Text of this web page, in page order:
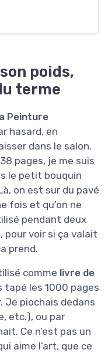
poids,
terme
Peinture
hasard, en
dans le salon.
pages, je me suis
le petit bouquin
on est sur du pavé
fois et qu’on ne
pendant deux
pour voir si ça valait
prend.
comme livre de
tapé les 1000 pages
Je piochais dedans
etc.), ou par
Ce n’est pas un
aime l’art, que ce